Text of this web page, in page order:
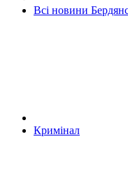
Всі новини
Кримінал